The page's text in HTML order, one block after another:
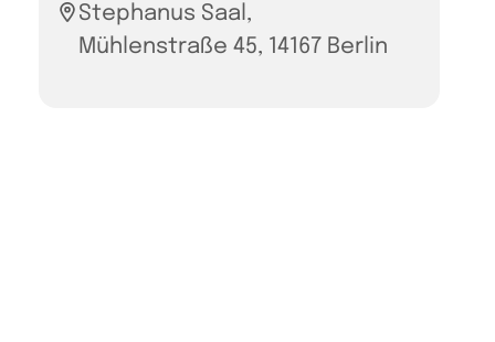
Stephanus Saal,
Mühlenstraße 45, 14167 Berlin